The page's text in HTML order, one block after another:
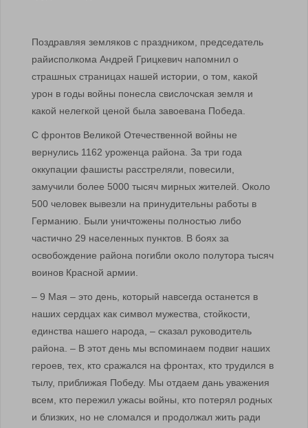
Поздравляя земляков с праздником, председатель
райисполкома Андрей Грицкевич напомнил о
страшных страницах нашей истории, о том, какой
урон в годы войны понесла свислочская земля и
какой нелегкой ценой была завоевана Победа.
С фронтов Великой Отечественной войны не
вернулись 1162 уроженца района. За три года
оккупации фашисты расстреляли, повесили,
замучили более 5000 тысяч мирных жителей. Около
500 человек вывезли на принудительны работы в
Германию. Были уничтожены полностью либо
частично 29 населенных пунктов. В боях за
освобождение района погибли около полутора тысяч
воинов Красной армии.
– 9 Мая – это день, который навсегда останется в
наших сердцах как символ мужества, стойкости,
единства нашего народа, – сказал руководитель
района. – В этот день мы вспоминаем подвиг наших
героев, тех, кто сражался на фронтах, кто трудился в
тылу, приближая Победу. Мы отдаем дань уважения
всем, кто пережил ужасы войны, кто потерял родных
и близких, но не сломался и продолжал жить ради